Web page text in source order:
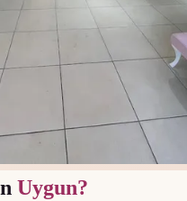
Uygun?